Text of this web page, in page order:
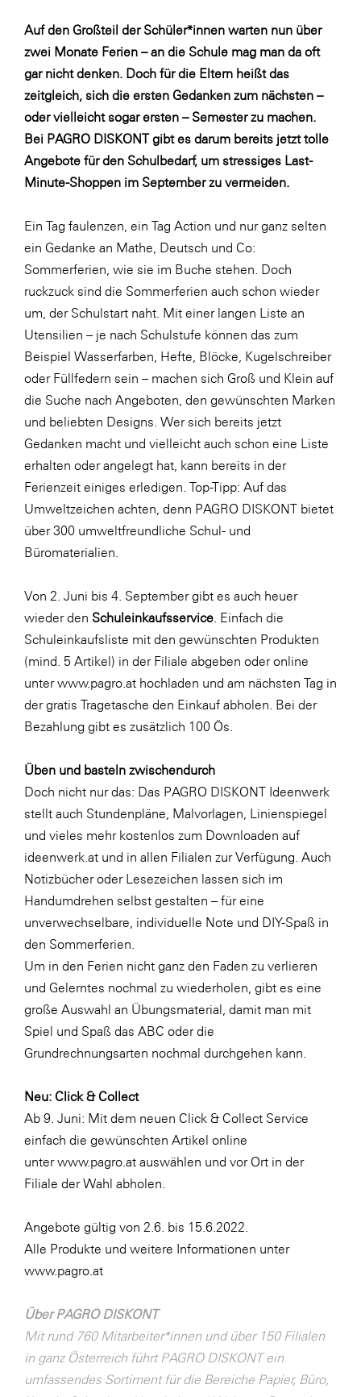
Die Menü-Manufaktur
MTH Retail Group
OMV
OptimaMed
PAGRO
PHH Rechtsanwält:innen
Primark
Salesforce
SeneCura
SERVICE&MORE
SKINUANCE®
Somfy
Sony DADC
STIHL Tirol
Trend Micro
Verband Druck Medien Österreich
WKS Fachgruppe Fahrzeughandel und
Fahrzeugtechnik
WKS Fachgruppe Finanzdienstleister
WK UBIT
Zühlke
Media
Auf den Großteil der Schüler*innen warten nun über
zwei Monate Ferien – an die Schule mag man da oft
gar nicht denken. Doch für die Eltern heißt das
zeitgleich, sich die ersten Gedanken zum nächsten –
oder vielleicht sogar ersten – Semester zu machen.
Bei PAGRO DISKONT gibt es darum bereits jetzt tolle
Angebote für den Schulbedarf, um stressiges Last-
Minute-Shoppen im September zu vermeiden.
Ein Tag faulenzen, ein Tag Action und nur ganz selten
ein Gedanke an Mathe, Deutsch und Co:
Sommerferien, wie sie im Buche stehen. Doch
ruckzuck sind die Sommerferien auch schon wieder
um, der Schulstart naht. Mit einer langen Liste an
Utensilien – je nach Schulstufe können das zum
Beispiel Wasserfarben, Hefte, Blöcke, Kugelschreiber
oder Füllfedern sein – machen sich Groß und Klein auf
die Suche nach Angeboten, den gewünschten Marken
und beliebten Designs. Wer sich bereits jetzt
Gedanken macht und vielleicht auch schon eine Liste
erhalten oder angelegt hat, kann bereits in der
Ferienzeit einiges erledigen. Top-Tipp: Auf das
Umweltzeichen achten, denn PAGRO DISKONT bietet
über 300 umweltfreundliche Schul- und
Büromaterialien.
Von 2. Juni bis 4. September gibt es auch heuer
wieder den Schuleinkaufsservice . Einfach die
Schuleinkaufsliste mit den gewünschten Produkten
(mind. 5 Artikel) in der Filiale abgeben oder online
unter www.pagro.at hochladen und am nächsten Tag in
der gratis Tragetasche den Einkauf abholen. Bei der
Bezahlung gibt es zusätzlich 100 Ös.
Üben und basteln zwischendurch
Doch nicht nur das: Das PAGRO DISKONT Ideenwerk
stellt auch Stundenpläne, Malvorlagen, Linienspiegel
und vieles mehr kostenlos zum Downloaden auf
ideenwerk.at und in allen Filialen zur Verfügung. Auch
Notizbücheroder Lesezeichen lassen sich im
Handumdrehen selbst gestalten – für eine
unverwechselbare, individuelle Note und DIY-Spaß in
den Sommerferien.
Um in den Ferien nicht ganz den Faden zu verlieren
und Gelerntes nochmal zu wiederholen, gibt es eine
große Auswahl an Übungsmaterial, damit man mit
Spiel und Spaß das ABC oder die
Grundrechnungsarten nochmal durchgehen kann.
Neu: Click & Collect
Ab 9. Juni: Mit dem neuen Click & Collect Service
einfach die gewünschten Artikel online
unterwww.pagro.at auswählen und vor Ort in der
Filiale der Wahl abholen.
Angebote gültig von 2.6. bis 15.6.2022.
Alle Produkte und weitere Informationen unter
www.pagro.at
Über PAGRO DISKONT
Mit rund 760 Mitarbeiter*innen und über 150 Filialen
in ganz Österreich führt PAGRO DISKONT ein
umfassendes Sortiment für die Bereiche Papier, Büro,